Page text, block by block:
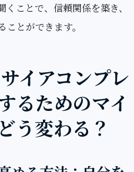
ことで、信頼関係を築き、
とができます。
イアコンプレ
るためのマイ
う変わる？